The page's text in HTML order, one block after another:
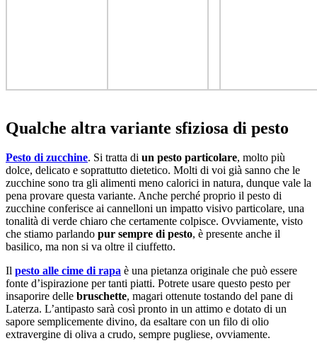
Qualche altra variante sfiziosa di pesto
Pesto di zucchine. Si tratta di un pesto particolare, molto più
dolce, delicato e soprattutto dietetico. Molti di voi già sanno che le
zucchine sono tra gli alimenti meno calorici in natura, dunque vale la
pena provare questa variante. Anche perché proprio il pesto di
zucchine conferisce ai cannelloni un impatto visivo particolare, una
tonalità di verde chiaro che certamente colpisce. Ovviamente, visto
che stiamo parlando pur sempre di pesto, è presente anche il
basilico, ma non si va oltre il ciuffetto.
Il pesto alle cime di rapa è una pietanza originale che può essere
fonte d’ispirazione per tanti piatti. Potrete usare questo pesto per
insaporire delle bruschette, magari ottenute tostando del pane di
Laterza. L’antipasto sarà così pronto in un attimo e dotato di un
sapore semplicemente divino, da esaltare con un filo di olio
extravergine di oliva a crudo, sempre pugliese, ovviamente.